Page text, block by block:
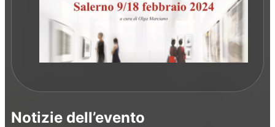
Notizie dell’evento